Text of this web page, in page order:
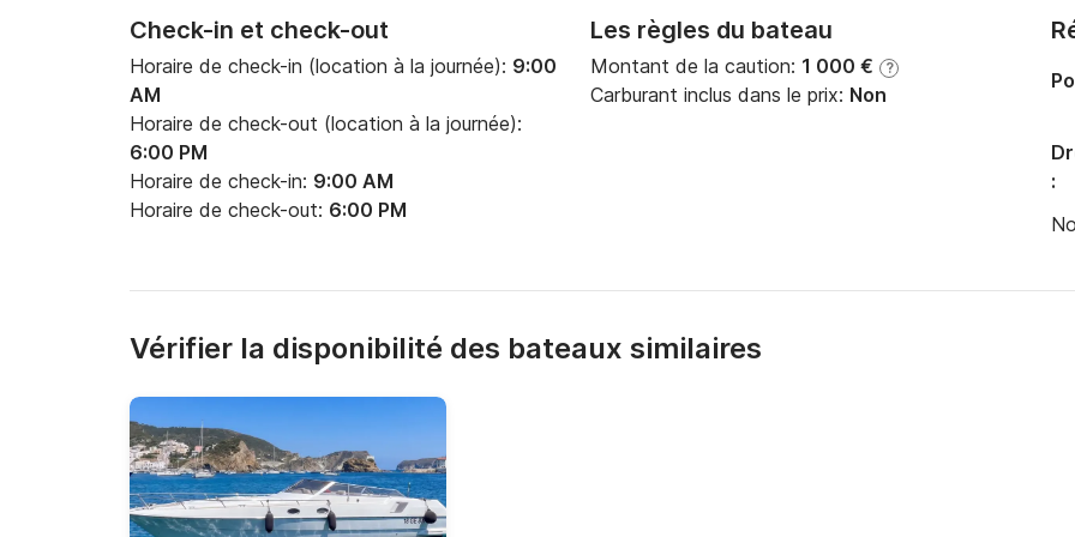
Activités et idées d'excursions en bateau
Au départ de Ponza, les possibilités sont infinies :
Excursion classique à la journée depuis Ponza :
Faraglioni di Mezzogiorno → Cala Brigantina → La Cattedrale → Punta Tramontana
Excursion exclusive à la journée :
Navigation vers Ventotene avec arrêts baignade et visite du port romain typique.
Check-in et check-out
Horaire de check-in (location à la journée): 9:00
AM
Horaire de check-out (location à la journée):
6:00 PM
Horaire de check-in: 9:00 AM
Horaire de check-out: 6:00 PM
Les règles du bateau
Montant de la caution: 1 000 € ?
Carburant inclus dans le prix: Non
:
Vérifier la disponibilité des bateaux similaires